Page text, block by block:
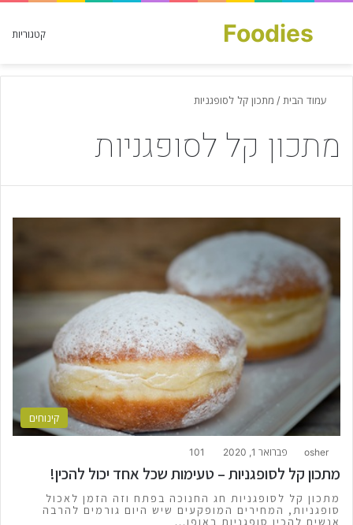
קטגוריות Foodies
חפש עבור
עמוד הבית / מתכון קל לסופגניות
מתכון קל לסופגניות
קינוחים
osher פברואר 1, 2020 101
מתכון קל לסופגניות – טעימות שכל אחד יכול להכין!
מתכון קל לסופגניות חג החנוכה בפתח וזה הזמן לאכול
סופגניות, המחירים המופקעים שיש היום גורמים להרבה
אנשים להכין סופגניות באופן…